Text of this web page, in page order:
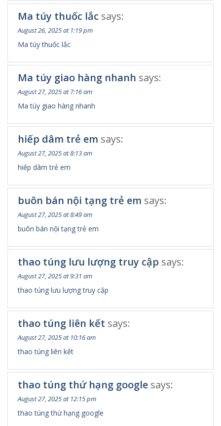
Ma túy thuốc lắc says:
August 26, 2025 at 1:19 pm
Ma túy thuốc lắc
Ma túy giao hàng nhanh says:
August 27, 2025 at 7:16 am
Ma túy giao hàng nhanh
hiếp dâm trẻ em says:
August 27, 2025 at 8:13 am
hiếp dâm trẻ em
buôn bán nội tạng trẻ em says:
August 27, 2025 at 8:49 am
buôn bán nội tạng trẻ em
thao túng lưu lượng truy cập says:
August 27, 2025 at 9:31 am
thao túng lưu lượng truy cập
thao túng liên kết says:
August 27, 2025 at 10:16 am
thao túng liên kết
thao túng thứ hạng google says:
August 27, 2025 at 12:15 pm
thao túng thứ hạng google